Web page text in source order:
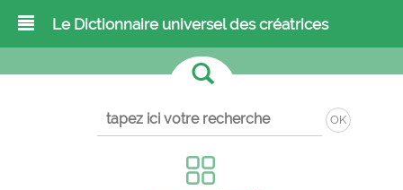
Le Dictionnaire universel des créatrices
OK